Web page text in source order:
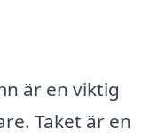
är en viktig
Taket är en